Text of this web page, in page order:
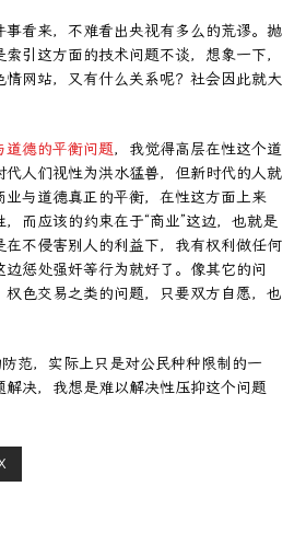
事看来，不难看出央视有多么的荒谬。抛
引这方面的技术问题不谈，想象一下，
网站，又有什么关系呢？社会因此就大
道德的平衡问题，我觉得高层在性这个道
人们视性为洪水猛兽，但新时代的人就
与道德真正的平衡，在性这方面上来
而应该的约束在于“商业”这边，也就是
在不侵害别人的利益下，我有权利做任何
惩处强奸等行为就好了。像其它的问
权色交易之类的问题，只要双方自愿，也
范，实际上只是对公民种种限制的一
决，我想是难以解决性压抑这个问题